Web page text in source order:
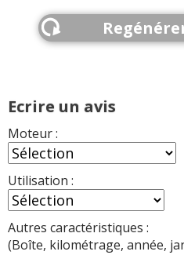
Ecrire un avis
Moteur :
Utilisation :
Autres caractéristiques :
(Boîte, kilométrage, année,